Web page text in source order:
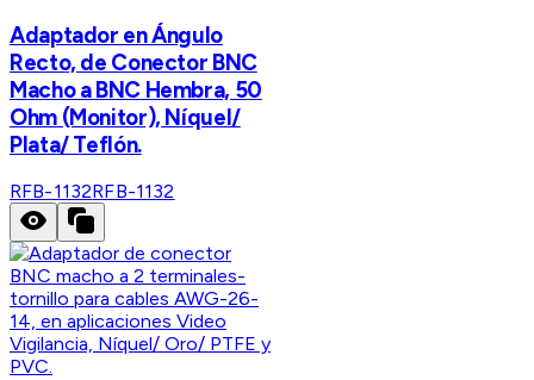
Adaptador en Ángulo
Recto, de Conector BNC
Macho a BNC Hembra, 50
Ohm (Monitor), Níquel/
Plata/ Teflón.
RFB-1132RFB-1132